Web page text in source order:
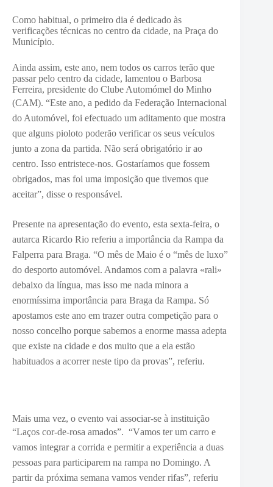
Como habitual, o primeiro dia é dedicado às
verificações técnicas no centro da cidade, na Praça do
Município.
Ainda assim, este ano, nem todos os carros terão que
passar pelo centro da cidade, lamentou o Barbosa
Ferreira, presidente do Clube Automómel do Minho
(CAM). “Este ano, a pedido da Federação Internacional
do Automóvel, foi efectuado um aditamento que mostra
que alguns pioloto poderão verificar os seus veículos
junto a zona da partida. Não será obrigatório ir ao
centro. Isso entristece-nos. Gostaríamos que fossem
obrigados, mas foi uma imposição que tivemos que
aceitar”, disse o responsável.
Presente na apresentação do evento, esta sexta-feira, o
autarca Ricardo Rio referiu a importância da Rampa da
Falperra para Braga. “O mês de Maio é o “mês de luxo”
do desporto automóvel. Andamos com a palavra «rali»
debaixo da língua, mas isso me nada minora a
enormíssima importância para Braga da Rampa. Só
apostamos este ano em trazer outra competição para o
nosso concelho porque sabemos a enorme massa adepta
que existe na cidade e dos muito que a ela estão
habituados a acorrer neste tipo da provas”, referiu.
Mais uma vez, o evento vai associar-se à instituição
“Laços cor-de-rosa amados”. “Vamos ter um carro e
vamos integrar a corrida e permitir a experiência a duas
pessoas para participarem na rampa no Domingo. A
partir da próxima semana vamos vender rifas”, referiu